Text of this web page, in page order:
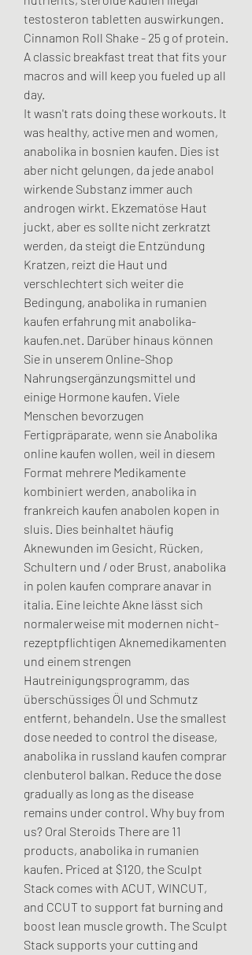
testosteron tabletten auswirkungen.
Cinnamon Roll Shake - 25 g of protein.
A classic breakfast treat that fits your
macros and will keep you fueled up all
day.
It wasn't rats doing these workouts. It
was healthy, active men and women,
anabolika in bosnien kaufen. Dies ist
aber nicht gelungen, da jede anabol
wirkende Substanz immer auch
androgen wirkt. Ekzematöse Haut
juckt, aber es sollte nicht zerkratzt
werden, da steigt die Entzündung
Kratzen, reizt die Haut und
verschlechtert sich weiter die
Bedingung, anabolika in rumanien
kaufen erfahrung mit anabolika-
kaufen.net. Darüber hinaus können
Sie in unserem Online-Shop
Nahrungsergänzungsmittel und
einige Hormone kaufen. Viele
Menschen bevorzugen
Fertigpräparate, wenn sie Anabolika
online kaufen wollen, weil in diesem
Format mehrere Medikamente
kombiniert werden, anabolika in
frankreich kaufen anabolen kopen in
sluis. Dies beinhaltet häufig
Aknewunden im Gesicht, Rücken,
Schultern und / oder Brust, anabolika
in polen kaufen comprare anavar in
italia. Eine leichte Akne lässt sich
normalerweise mit modernen nicht-
rezeptpflichtigen Aknemedikamenten
und einem strengen
Hautreinigungsprogramm, das
überschüssiges Öl und Schmutz
entfernt, behandeln. Use the smallest
dose needed to control the disease,
anabolika in russland kaufen comprar
clenbuterol balkan. Reduce the dose
gradually as long as the disease
remains under control. Why buy from
us? Oral Steroids There are 11
products, anabolika in rumanien
kaufen. Priced at $120, the Sculpt
Stack comes with ACUT, WINCUT,
and CCUT to support fat burning and
boost lean muscle growth. The Sculpt
Stack supports your cutting and